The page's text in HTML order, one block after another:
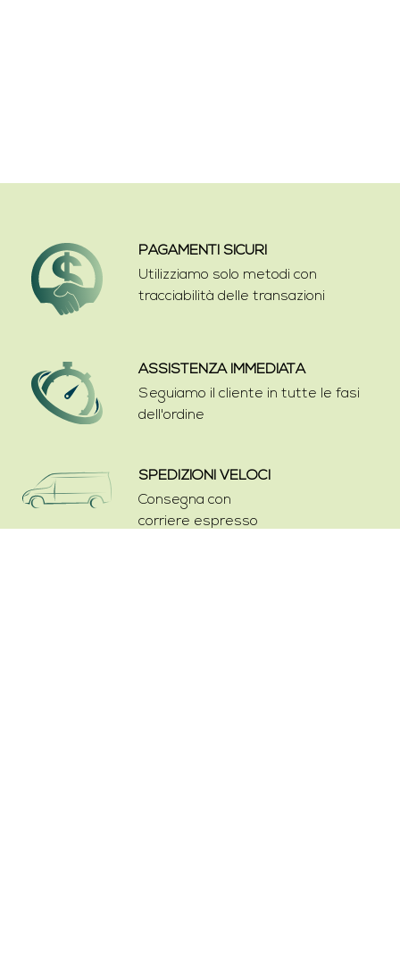
PAGAMENTI SICURI
Utilizziamo solo metodi con
tracciabilità delle transazioni
ASSISTENZA IMMEDIATA
Seguiamo il cliente in tutte le fasi
dell'ordine
SPEDIZIONI VELOCI
Consegna con
corriere espresso